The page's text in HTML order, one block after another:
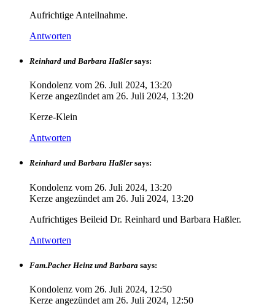
Aufrichtige Anteilnahme.
Antworten
Reinhard und Barbara Haßler says:
Kondolenz vom 26. Juli 2024, 13:20
Kerze angezündet am 26. Juli 2024, 13:20
Kerze-Klein
Antworten
Reinhard und Barbara Haßler says:
Kondolenz vom 26. Juli 2024, 13:20
Kerze angezündet am 26. Juli 2024, 13:20
Aufrichtiges Beileid Dr. Reinhard und Barbara Haßler.
Antworten
Fam.Pacher Heinz und Barbara says:
Kondolenz vom 26. Juli 2024, 12:50
Kerze angezündet am 26. Juli 2024, 12:50